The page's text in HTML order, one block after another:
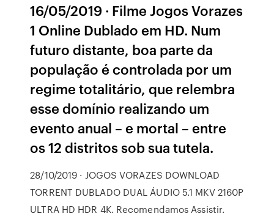
16/05/2019 · Filme Jogos Vorazes
1 Online Dublado em HD. Num
futuro distante, boa parte da
população é controlada por um
regime totalitário, que relembra
esse domínio realizando um
evento anual – e mortal – entre
os 12 distritos sob sua tutela.
28/10/2019 · JOGOS VORAZES DOWNLOAD
TORRENT DUBLADO DUAL ÁUDIO 5.1 MKV 2160P
ULTRA HD HDR 4K. Recomendamos Assistir.